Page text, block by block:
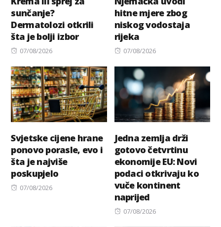
sunčanje?
Dermatolozi otkrili
šta je bolji izbor
Posted
07/08/2026
hitne mjere zbog
niskog vodostaja
rijeka
Posted
07/08/2026
Svjetske cijene hrane
ponovo porasle, evo i
šta je najviše
poskupjelo
Posted
07/08/2026
Jedna zemlja drži
gotovo četvrtinu
ekonomije EU: Novi
podaci otkrivaju ko
vuče kontinent
naprijed
Posted
07/08/2026